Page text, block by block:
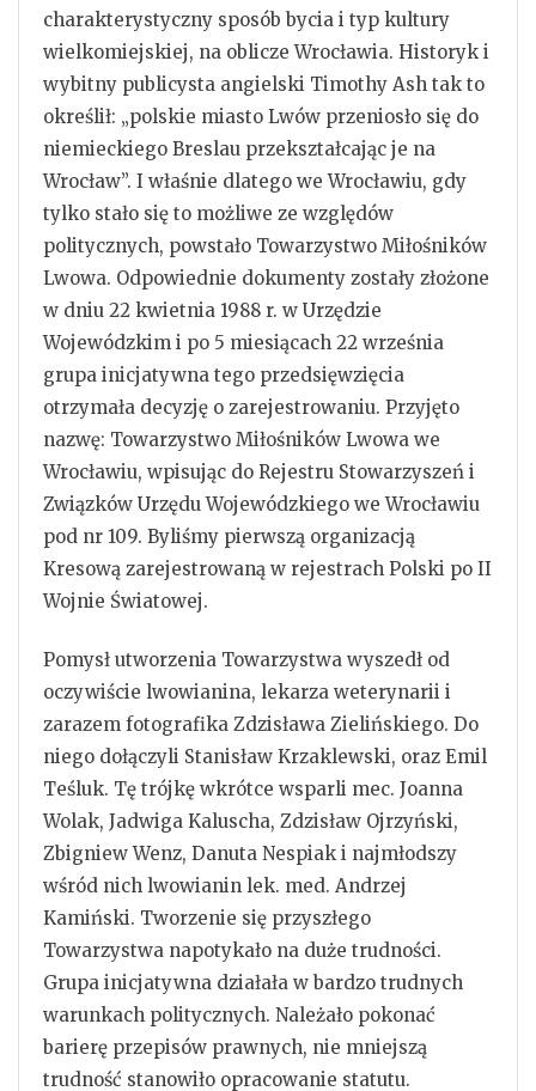
charakterystyczny sposób bycia i typ kultury
wielkomiejskiej, na oblicze Wrocławia. Historyk i
wybitny publicysta angielski Timothy Ash tak to
określił: „polskie miasto Lwów przeniosło się do
niemieckiego Breslau przekształcając je na
Wrocław”. I właśnie dlatego we Wrocławiu, gdy
tylko stało się to możliwe ze względów
politycznych, powstało Towarzystwo Miłośników
Lwowa. Odpowiednie dokumenty zostały złożone
w dniu 22 kwietnia 1988 r. w Urzędzie
Wojewódzkim i po 5 miesiącach 22 września
grupa inicjatywna tego przedsięwzięcia
otrzymała decyzję o zarejestrowaniu. Przyjęto
nazwę: Towarzystwo Miłośników Lwowa we
Wrocławiu, wpisując do Rejestru Stowarzyszeń i
Związków Urzędu Wojewódzkiego we Wrocławiu
pod nr 109. Byliśmy pierwszą organizacją
Kresową zarejestrowaną w rejestrach Polski po II
Wojnie Światowej.
Pomysł utworzenia Towarzystwa wyszedł od
oczywiście lwowianina, lekarza weterynarii i
zarazem fotografika Zdzisława Zielińskiego. Do
niego dołączyli Stanisław Krzaklewski, oraz Emil
Teśluk. Tę trójkę wkrótce wsparli mec. Joanna
Wolak, Jadwiga Kaluscha, Zdzisław Ojrzyński,
Zbigniew Wenz, Danuta Nespiak i najmłodszy
wśród nich lwowianin lek. med. Andrzej
Kamiński. Tworzenie się przyszłego
Towarzystwa napotykało na duże trudności.
Grupa inicjatywna działała w bardzo trudnych
warunkach politycznych. Należało pokonać
barierę przepisów prawnych, nie mniejszą
trudność stanowiło opracowanie statutu.